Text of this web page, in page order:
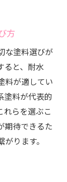
方
な塗料選びが
ると、耐水
料が適してい
塗料が代表的
れらを選ぶこ
期待できるた
ります。